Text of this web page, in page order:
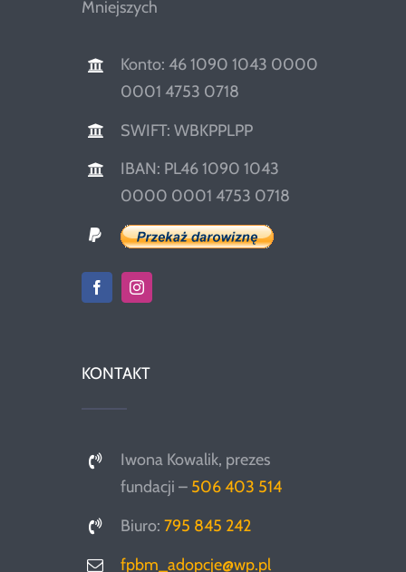
Mniejszych
Konto: 46 1090 1043 0000
0001 4753 0718
SWIFT: WBKPPLPP
IBAN: PL46 1090 1043
0000 0001 4753 0718
KONTAKT
Iwona Kowalik, prezes
fundacji – 506 403 514
Biuro:795 845 242
fpbm_adopcje@wp.pl